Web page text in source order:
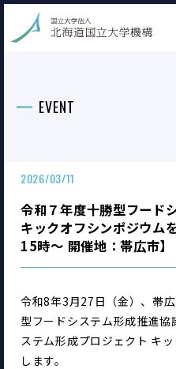
EVENT
2026/03/11
令和７年度十勝型フード
キックオフシンポジウム
15時～ 開催地：帯広市】
令和8年3月27日（金）、帯
型フードシステム形成推進
ステム形成プロジェクト キ
します。